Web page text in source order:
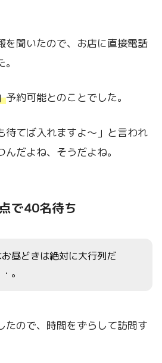
を聞いたので、お店に直接電話
予約可能とのことでした。
待てば入れますよ〜」と言われ
だよね、そうだよね。
で40名待ち
お昼どきは絶対に大行列だ
。
たので、時間をずらして訪問す